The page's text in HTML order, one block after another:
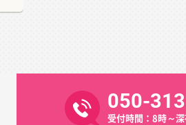
050-
受付時間：8時～